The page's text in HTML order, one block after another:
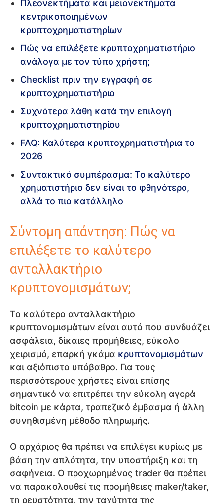
Πλεονεκτήματα και μειονεκτήματα
κεντρικοποιημένων
κρυπτοχρηματιστηρίων
Πώς να επιλέξετε κρυπτοχρηματιστήριο
ανάλογα με τον τύπο χρήστη;
Checklist πριν την εγγραφή σε
κρυπτοχρηματιστήριο
Συχνότερα λάθη κατά την επιλογή
κρυπτοχρηματιστηρίου
FAQ: Καλύτερα κρυπτοχρηματιστήρια το
2026
Συντακτικό συμπέρασμα: Το καλύτερο
χρηματιστήριο δεν είναι το φθηνότερο,
αλλά το πιο κατάλληλο
Σύντομη απάντηση: Πώς να
επιλέξετε το καλύτερο
ανταλλακτήριο
κρυπτονομισμάτων;
Το καλύτερο ανταλλακτήριο
κρυπτονομισμάτων είναι αυτό που συνδυάζει
ασφάλεια, δίκαιες προμήθειες, εύκολο
χειρισμό, επαρκή γκάμα κρυπτονομισμάτων
και αξιόπιστο υπόβαθρο. Για τους
περισσότερους χρήστες είναι επίσης
σημαντικό να επιτρέπει την εύκολη αγορά
bitcoin με κάρτα, τραπεζικό έμβασμα ή άλλη
συνηθισμένη μέθοδο πληρωμής.
Ο αρχάριος θα πρέπει να επιλέγει κυρίως με
βάση την απλότητα, την υποστήριξη και τη
σαφήνεια. Ο προχωρημένος trader θα πρέπει
να παρακολουθεί τις προμήθειες maker/taker,
τη ρευστότητα, την ταχύτητα της